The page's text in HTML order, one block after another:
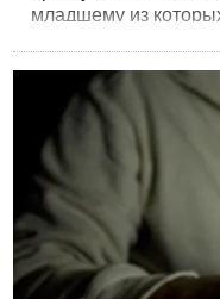
младшему из